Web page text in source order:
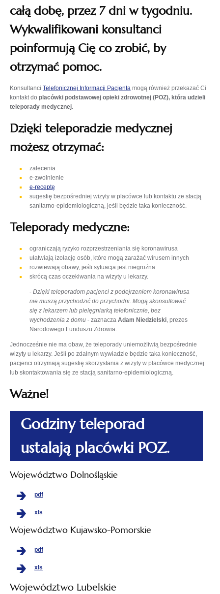
całą dobę, przez 7 dni w tygodniu.
Wykwalifikowani konsultanci
poinformują Cię co zrobić, by
otrzymać pomoc.
Konsultanci Telefonicznej Informacji Pacjenta mogą również przekazać Ci
kontakt do placówki podstawowej opieki zdrowotnej (POZ), która udzieli
teleporady medycznej.
Dzięki teleporadzie medycznej
możesz otrzymać:
zalecenia
e-zwolnienie
e-receptę
się
w
karcie
sugestię bezpośredniej wizyty w placówce lub kontaktu ze stacją
sanitarno-epidemiologiczną, jeśli będzie taka konieczność.
Teleporady medyczne:
ograniczają ryzyko rozprzestrzeniania się koronawirusa
ułatwiają izolację osób, które mogą zarażać wirusem innych
rozwiewają obawy, jeśli sytuacja jest niegroźna
skrócą czas oczekiwania na wizyty u lekarzy.
- Dzięki teleporadom pacjenci z podejrzeniem koronawirusa
nie muszą przychodzić do przychodni. Mogą skonsultować
się z lekarzem lub pielęgniarką telefonicznie, bez
wychodzenia z domu - zaznacza Adam Niedzielski, prezes
Narodowego Funduszu Zdrowia.
Jednocześnie nie ma obaw, że teleporady uniemożliwią bezpośrednie
wizyty u lekarzy. Jeśli po zdalnym wywiadzie będzie taka konieczność,
pacjenci otrzymają sugestię skorzystania z wizyty w placówce medycznej
lub skontaktowania się ze stacją sanitarno-epidemiologiczną.
Ważne!
Godziny teleporad
ustalają placówki POZ.
Województwo Dolnośląskie
pdf
xls
Województwo Kujawsko-Pomorskie
pdf
xls
Województwo Lubelskie